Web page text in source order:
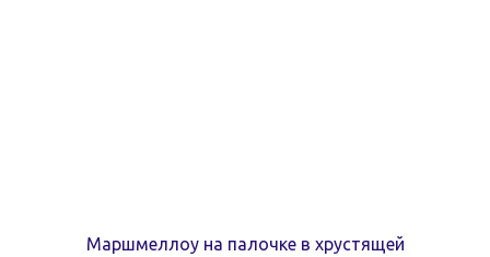
Маршмеллоу на палочке в хрустящей